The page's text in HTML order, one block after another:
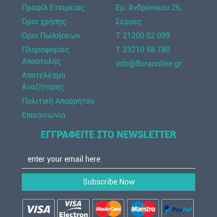
Προφίλ Εταιρείας
Όροι χρήσης
Όροι Πωλήσεων
Πληροφορίες
Αποστολής
Αποτελέσμα
Αναζήτησης
Πολιτική Απορρήτου
Επικοινωνία
Εμ. Ανδρόνικου 26,
Σέρρες
Τ 21200 02 099
Τ 23210 58 780
info@floraonline.gr
ΕΓΓΡΑΦΕΙΤΕ ΣΤΟ NEWSLETTER
Subscribe Now